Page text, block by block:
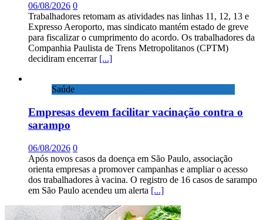
06/08/2026 0
Trabalhadores retomam as atividades nas linhas 11, 12, 13 e
Expresso Aeroporto, mas sindicato mantém estado de greve
para fiscalizar o cumprimento do acordo. Os trabalhadores da
Companhia Paulista de Trens Metropolitanos (CPTM)
decidiram encerrar [...]
Saúde
Empresas devem facilitar vacinação contra o
sarampo
06/08/2026 0
Após novos casos da doença em São Paulo, associação
orienta empresas a promover campanhas e ampliar o acesso
dos trabalhadores à vacina. O registro de 16 casos de sarampo
em São Paulo acendeu um alerta [...]